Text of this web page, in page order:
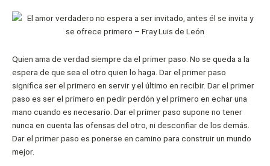
Quien ama de verdad siempre da el primer paso. No se queda a la
espera de que sea el otro quien lo haga. Dar el primer paso
significa ser el primero en servir y el último en recibir. Dar el primer
paso es ser el primero en pedir perdón y el primero en echar una
mano cuando es necesario. Dar el primer paso supone no tener
nunca en cuenta las ofensas del otro, ni desconfiar de los demás.
Dar el primer paso es ponerse en camino para construir un mundo
mejor.